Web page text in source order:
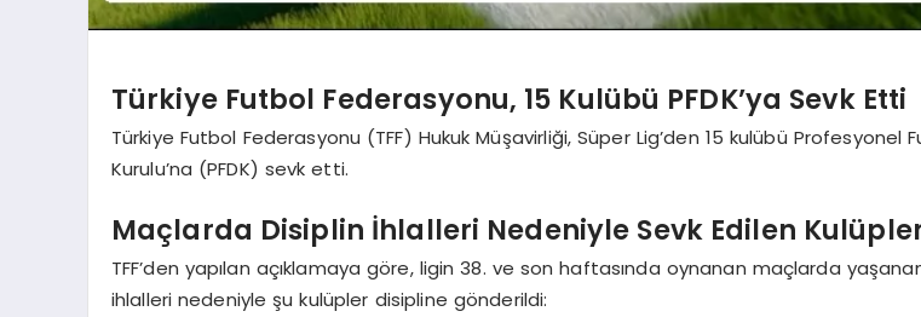
Türkiye Futbol Federasyonu, 15 Kulübü PFDK’ya Sevk Etti
Türkiye Futbol Federasyonu (TFF) Hukuk Müşavirliği, Süper Lig’den 15 kulübü Profesyonel
Kurulu’na (PFDK) sevk etti.
Maçlarda Disiplin İhlalleri Nedeniyle Sevk Edilen
TFF’den yapılan açıklamaya göre, ligin 38. ve son haftasında oynanan maçlarda
ihlalleri nedeniyle şu kulüpler disipline gönderildi: